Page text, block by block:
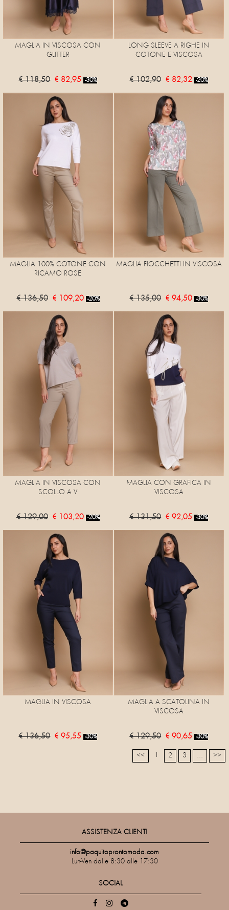
MAGLIA IN VISCOSA CON
GLITTER
€ 118,50 € 82,95 -30%
LONG SLEEVE A RIGHE IN
COTONE E VISCOSA
€ 102,90 € 82,32 -20%
MAGLIA 100% COTONE CON
RICAMO ROSE
€ 136,50 € 109,20 -20%
MAGLIA FIOCCHETTI IN VISCOSA
€ 135,00 € 94,50 -30%
MAGLIA IN VISCOSA CON
SCOLLO A V
€ 129,00 € 103,20 -20%
MAGLIA CON GRAFICA IN
VISCOSA
€ 131,50 € 92,05 -30%
MAGLIA IN VISCOSA
€ 136,50 € 95,55 -30%
MAGLIA A SCATOLINA IN
VISCOSA
€ 129,50 € 90,65 -30%
<< 2 3 ... >>
ASSISTENZA CLIENTI
info@paquitoprontomoda.com
Lun-Ven dalle 8:30 alle 17:30
SOCIAL